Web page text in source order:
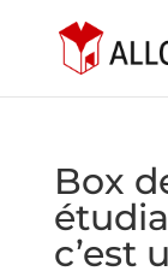
Box
c’est